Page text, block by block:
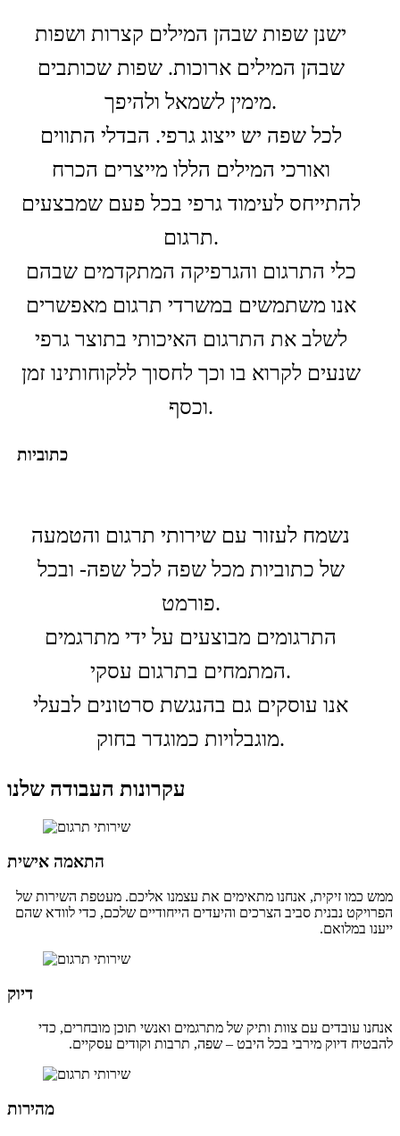
ישנן שפות שבהן המילים קצרות ושפות
שבהן המילים ארוכות. שפות שכותבים
מימין לשמאל ולהיפך.
לכל שפה יש ייצוג גרפי. הבדלי התווים
ואורכי המילים הללו מייצרים הכרח
להתייחס לעימוד גרפי בכל פעם שמבצעים
תרגום.
כלי התרגום והגרפיקה המתקדמים שבהם
אנו משתמשים במשרדי תרגום מאפשרים
לשלב את התרגום האיכותי בתוצר גרפי
שנעים לקרוא בו וכך לחסוך ללקוחותינו זמן
וכסף.
כתוביות
נשמח לעזור עם שירותי תרגום והטמעה
של כתוביות מכל שפה לכל שפה- ובכל
פורמט.
התרגומים מבוצעים על ידי מתרגמים
המתמחים בתרגום עסקי.
אנו עוסקים גם בהנגשת סרטונים לבעלי
מוגבלויות כמוגדר בחוק.
עקרונות העבודה שלנו
התאמה אישית
ממש כמו זיקית, אנחנו מתאימים את עצמנו אליכם. מעטפת השירות של
הפרויקט נבנית סביב הצרכים והיעדים הייחודיים שלכם, כדי לוודא שהם
ייענו במלואם.
דיוק
אנחנו עובדים עם צוות ותיק של מתרגמים ואנשי תוכן מובחרים, כדי
להבטיח דיוק מירבי בכל היבט – שפה, תרבות וקודים עסקיים.
מהירות